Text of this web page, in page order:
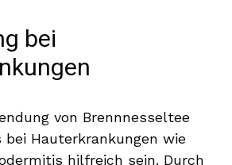
bei
von Brennnesseltee
bei Hauterkrankungen wie
hilfreich sein. Durch